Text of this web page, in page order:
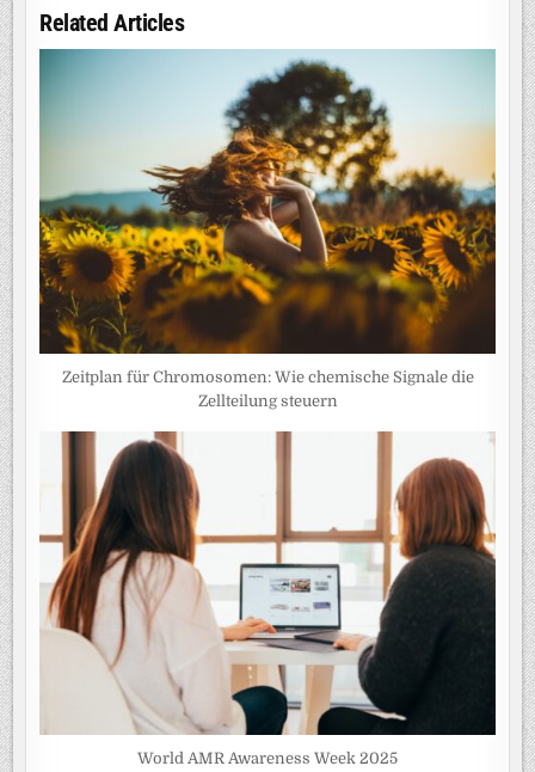
Related Articles
Zeitplan für Chromosomen: Wie chemische Signale die
Zellteilung steuern
World AMR Awareness Week 2025